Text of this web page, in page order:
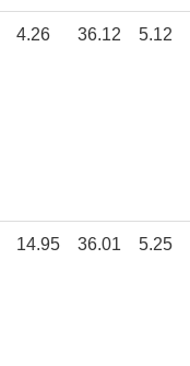
4.26 36.12 5.12
14.95 36.01 5.25